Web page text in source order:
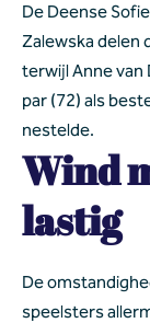
De Deense
Zalewska delen
terwijl Anne van
par (72) als
nestelde.
Wind
lastig
De
speelsters